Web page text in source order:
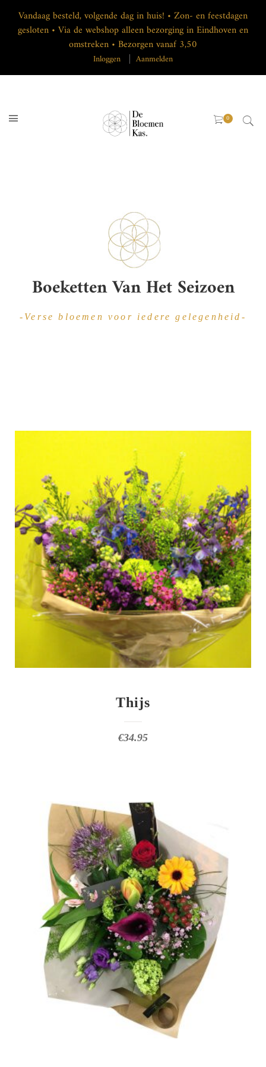
Vandaag besteld, volgende dag in huis! • Zon- en feestdagen
gesloten • Via de webshop alleen bezorging in Eindhoven en
omstreken • Bezorgen vanaf 3,50
Inloggen Aanmelden
Boeketten Van Het Seizoen
-Verse bloemen voor iedere gelegenheid-
Thijs
€34.95